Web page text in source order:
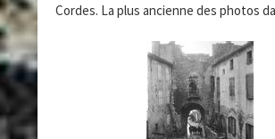
Cordes. La plus ancienne des photos